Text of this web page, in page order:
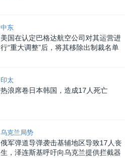
中东
美国在认定巴格达航空公司对其运营进
行“重大调整”后，将其移除出制裁名单
印太
热浪席卷日本韩国，造成17人死亡
乌克兰局势
俄军弹道导弹袭击基辅地区导致17人丧
生，泽连斯基呼吁向乌克兰提供拦截器